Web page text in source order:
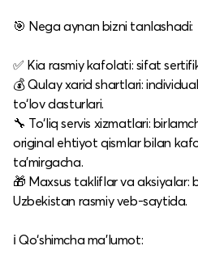
🎯 Nega aynan bizni tanlashadi:
✅ Kia rasmiy kafolati: sifat
💰 Qulay xarid shartlari:
to‘lov dasturlari.
🔧 To‘liq servis xizmatlari:
original ehtiyot qismlar bilan
ta’mirgacha.
🎁 Maxsus takliflar va aksiyalar:
Uzbekistan rasmiy veb-saytida.​
ℹ️ Qo‘shimcha ma’lumot: